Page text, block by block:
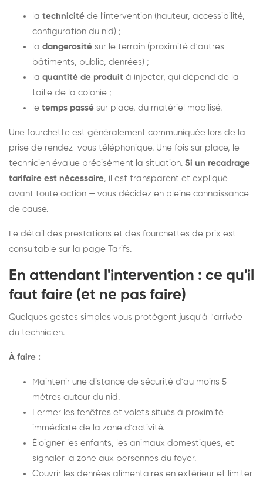
la technicité de l'intervention (hauteur, accessibilité,
configuration du nid) ;
la dangerosité sur le terrain (proximité d'autres
bâtiments, public, denrées) ;
la quantité de produit à injecter, qui dépend de la
taille de la colonie ;
le temps passé sur place, du matériel mobilisé.
Une fourchette est généralement communiquée lors de la
prise de rendez-vous téléphonique. Une fois sur place, le
technicien évalue précisément la situation. Si un recadrage
tarifaire est nécessaire, il est transparent et expliqué
avant toute action — vous décidez en pleine connaissance
de cause.
Le détail des prestations et des fourchettes de prix est
consultable sur la page Tarifs.
En attendant l'intervention : ce qu'il
faut faire (et ne pas faire)
Quelques gestes simples vous protègent jusqu'à l'arrivée
du technicien.
À faire :
Maintenir une distance de sécurité d'au moins 5
mètres autour du nid.
Fermer les fenêtres et volets situés à proximité
immédiate de la zone d'activité.
Éloigner les enfants, les animaux domestiques, et
signaler la zone aux personnes du foyer.
Couvrir les denrées alimentaires en extérieur et limiter